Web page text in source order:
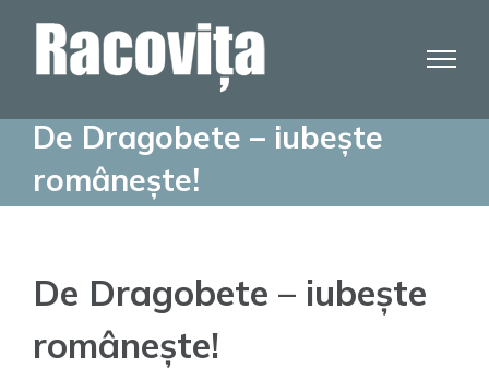
De Dragobete – iubește
românește!
De Dragobete – iubește
românește!